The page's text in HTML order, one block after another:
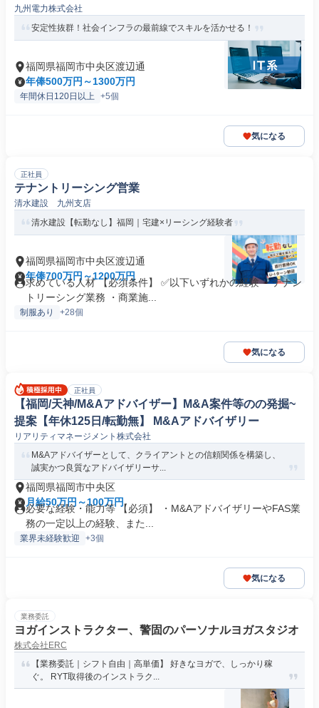
九州電力株式会社
安定性抜群！社会インフラの最前線でスキルを活かせる！
福岡県福岡市中央区渡辺通
年俸500万円～1300万円
年間休日120日以上 +5個
気になる
正社員
テナントリーシング営業
清水建設 九州支店
清水建設【転勤なし】福岡｜宅建×リーシング経験者
福岡県福岡市中央区渡辺通
年俸700万円～1200万円
求めている人材 【必須条件】 ✅以下いずれかの経験 ・テナン
トリーシング業務 ・商業施...
制服あり +28個
気になる
正社員
【福岡/天神/M&Aアドバイザー】M&A案件等のの発掘~
提案【年休125日/転勤無】 M&Aアドバイザリー
リアリティマネージメント株式会社
M&Aアドバイザーとして、クライアントとの信頼関係を構築し、
誠実かつ良質なアドバイザリーサ...
福岡県福岡市中央区
月給50万円～100万円
必要な経験・能力等 【必須】 ・M&AアドバイザリーやFAS業
務の一定以上の経験、また...
業界未経験歓迎 +3個
気になる
業務委託
ヨガインストラクター、警固のパーソナルヨガスタジオ
株式会社ERC
【業務委託｜シフト自由｜高単価】 好きなヨガで、しっかり稼
ぐ。 RYT取得後のインストラク...